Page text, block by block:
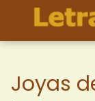
Joyas